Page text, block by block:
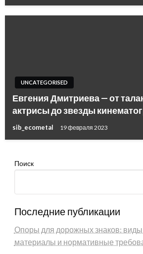
UNCATEGORISED
Евгения Дмитриева — от
актрисы до звезды
sib_ecometal 19 февраля 2023
Поиск
Последние публикации
Опоры для дорожных знаков: виды
материалы и нормативные